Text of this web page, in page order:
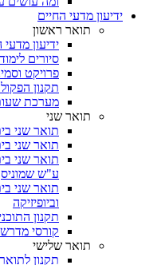
ידיעון מדעי החיים
תואר ראשון
ידיעון
סיורים
פרויקט
תקנון
מערכת שעות
תואר שני
תואר שני
תואר שני
תואר שני
ע"ש שמוניס
תואר שני
וביופיזיקה
תקנון
קורסי
תואר שלישי
תקנון